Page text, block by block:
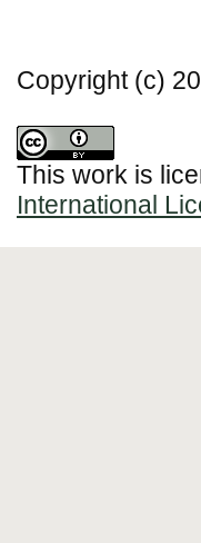
Copyright (c)
This work is
International